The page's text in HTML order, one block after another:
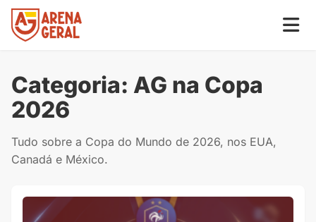
Categoria: AG na Copa
2026
Tudo sobre a Copa do Mundo de 2026, nos EUA,
Canadá e México.